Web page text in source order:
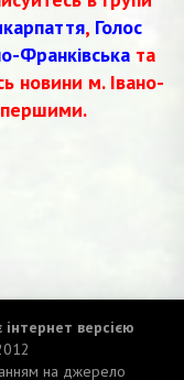
, Голос
Франківськата
новини м. Івано-
першими.
версією
на джерело